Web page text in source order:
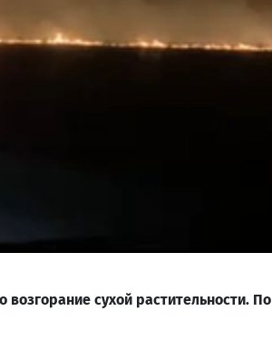
сухой растительности. По